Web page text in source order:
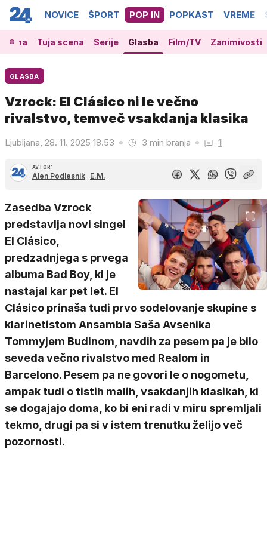
NOVICE ŠPORT POP IN POPKAST VREME
Tuja scena Serije Glasba Film/TV Zanimivosti
GLASBA
Vzrock: El Clásico ni le večno
rivalstvo, temveč vsakdanja klasika
Ljubljana, 28. 11. 2025 18.53 3 min branja 1
AVTOR:
Alen Podlesnik E.M.
Zasedba Vzrock
predstavlja novi singel
El Clásico,
predzadnjega s prvega
albuma Bad Boy, ki je
nastajal kar pet let. El
Clásico prinaša tudi prvo sodelovanje skupine s
klarinetistom Ansambla Saša Avsenika
Tommyjem Budinom, navdih za pesem pa je bilo
seveda večno rivalstvo med Realom in
Barcelono. Pesem pa ne govori le o nogometu,
ampak tudi o tistih malih, vsakdanjih klasikah, ki
se dogajajo doma, ko bi eni radi v miru spremljali
tekmo, drugi pa si v istem trenutku želijo več
pozornosti.